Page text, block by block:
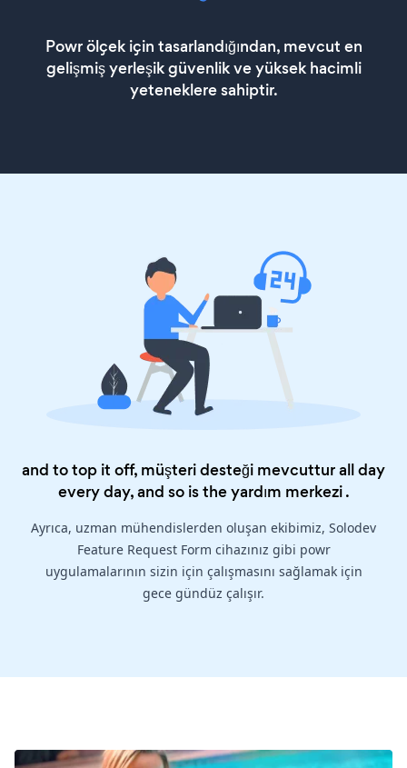
Powr ölçek için tasarlandığından, mevcut en
gelişmiş yerleşik güvenlik ve yüksek hacimli
yeteneklere sahiptir.
and to top it off, müşteri desteği mevcuttur all day
every day, and so is theyardım merkezi.
Ayrıca, uzman mühendislerden oluşan ekibimiz, Solodev
Feature Request Form cihazınız gibi powr
uygulamalarının sizin için çalışmasını sağlamak için
gece gündüz çalışır.